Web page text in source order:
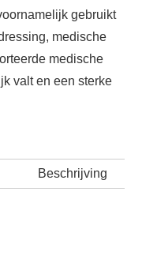
gebruikt
medische
medische
valt en een sterke
Beschrijving